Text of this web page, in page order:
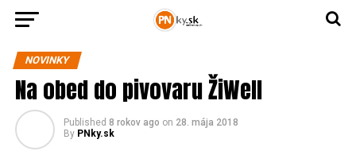
NOVINKY
Na obed do pivovaru ŽiWell
Published 8 rokov ago on 28. mája 2018
By PNky.sk